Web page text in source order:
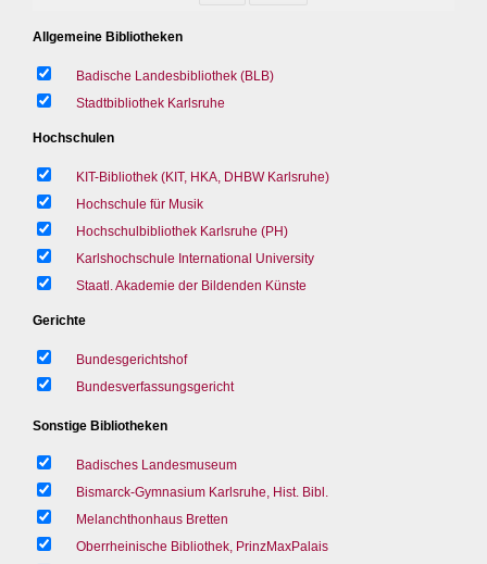
Allgemeine Bibliotheken
Badische Landesbibliothek (BLB)
Stadtbibliothek Karlsruhe
Hochschulen
KIT-Bibliothek (KIT, HKA, DHBW Karlsruhe)
Hochschule für Musik
Hochschulbibliothek Karlsruhe (PH)
Karlshochschule International University
Staatl. Akademie der Bildenden Künste
Gerichte
Bundesgerichtshof
Bundesverfassungsgericht
Sonstige Bibliotheken
Badisches Landesmuseum
Bismarck-Gymnasium Karlsruhe, Hist. Bibl.
Melanchthonhaus Bretten
Oberrheinische Bibliothek, PrinzMaxPalais